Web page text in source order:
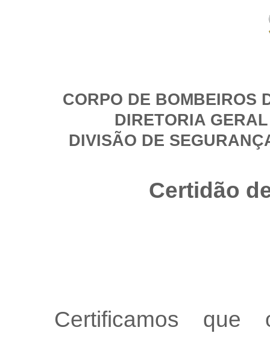
CORPO DE BOMBEIROS
DIRETORIA
DIVISÃO DE
Certidão
Certificamos